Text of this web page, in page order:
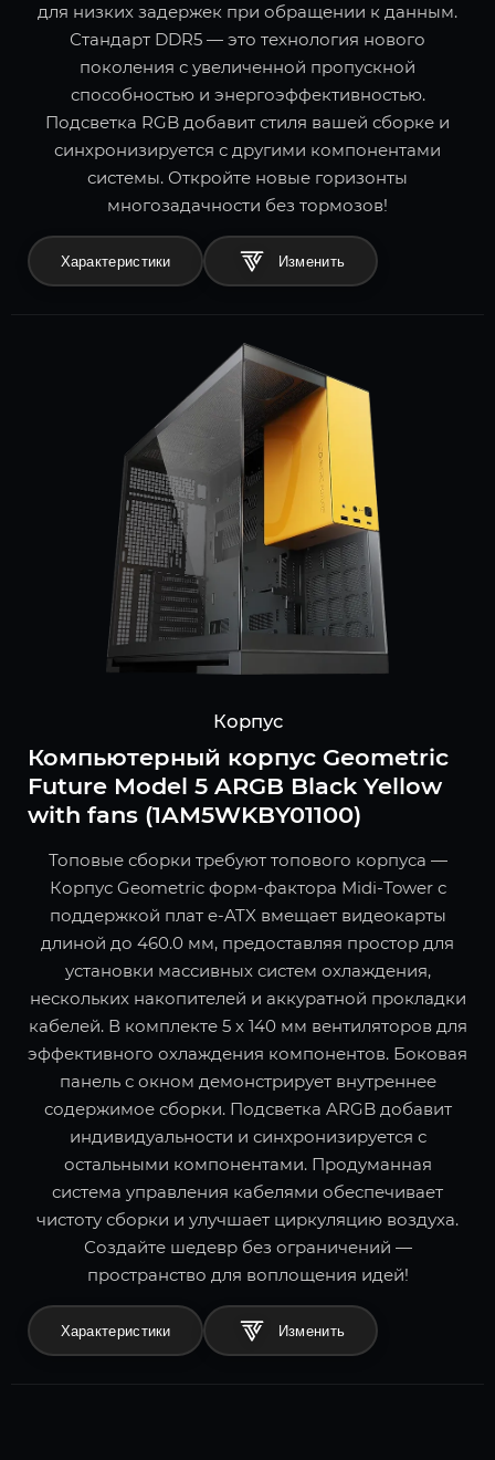
для низких задержек при обращении к данным.
Стандарт DDR5 — это технология нового
поколения с увеличенной пропускной
способностью и энергоэффективностью.
Подсветка RGB добавит стиля вашей сборке и
синхронизируется с другими компонентами
системы. Откройте новые горизонты
многозадачности без тормозов!
Характеристики
Корпус
Компьютерный корпус Geometric
Future Model 5 ARGB Black Yellow
with fans (1AM5WKBY01100)
Топовые сборки требуют топового корпуса —
Корпус Geometric форм-фактора Midi-Tower с
поддержкой плат e-ATX вмещает видеокарты
длиной до 460.0 мм, предоставляя простор для
установки массивных систем охлаждения,
нескольких накопителей и аккуратной прокладки
кабелей. В комплекте 5 x 140 мм вентиляторов для
эффективного охлаждения компонентов. Боковая
панель с окном демонстрирует внутреннее
содержимое сборки. Подсветка ARGB добавит
индивидуальности и синхронизируется с
остальными компонентами. Продуманная
система управления кабелями обеспечивает
чистоту сборки и улучшает циркуляцию воздуха.
Создайте шедевр без ограничений —
пространство для воплощения идей!
Характеристики